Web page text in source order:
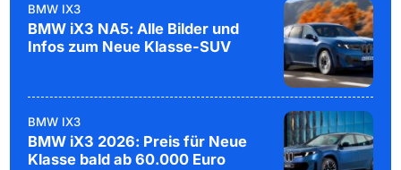
BMW IX3
BMW iX3 NA5: Alle Bilder und
Infos zum Neue Klasse-SUV
BMW IX3
BMW iX3 2026: Preis für Neue
Klasse bald ab 60.000 Euro